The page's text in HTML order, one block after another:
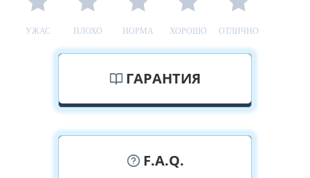
УЖАС ПЛОХО НОРМА ХОРОШО ОТЛИЧНО
ГАРАНТИЯ
F.A.Q.